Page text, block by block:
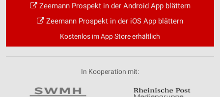
Zeemann Prospekt in der Android App blättern
Zeemann Prospekt in der iOS App blättern
Kostenlos im App Store erhältlich
In Kooperation mit: